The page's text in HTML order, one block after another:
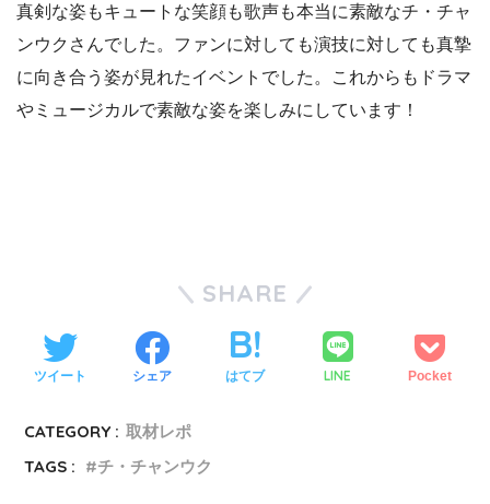
真剣な姿もキュートな笑顔も歌声も本当に素敵なチ・チャ
ンウクさんでした。ファンに対しても演技に対しても真摯
に向き合う姿が見れたイベントでした。これからもドラマ
やミュージカルで素敵な姿を楽しみにしています！
SHARE
ツイート シェア はてブ LINE Pocket
CATEGORY : 取材レポ
TAGS :
チ・チャンウク